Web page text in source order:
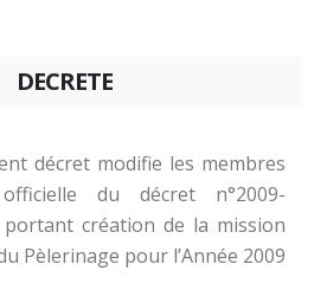
DECRETE
décret modifie les membres
du décret n°2009-
portant création de la mission
Pèlerinage pour l’Année 2009.